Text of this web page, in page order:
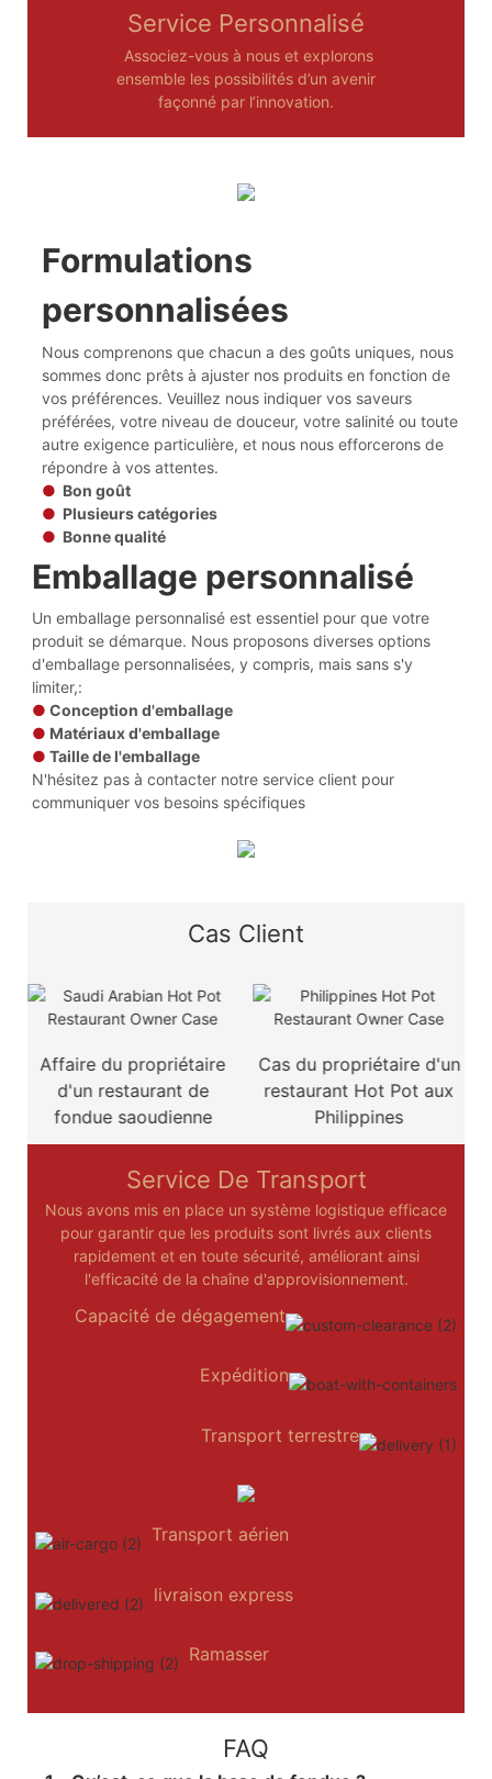
Service Personnalisé
Associez-vous à nous et explorons
ensemble les possibilités d’un avenir
façonné par l’innovation.
Formulations
personnalisées
Nous comprenons que chacun a des goûts uniques, nous
sommes donc prêts à ajuster nos produits en fonction de
vos préférences. Veuillez nous indiquer vos saveurs
préférées, votre niveau de douceur, votre salinité ou toute
autre exigence particulière, et nous nous efforcerons de
répondre à vos attentes.
● Bon goût
● Plusieurs catégories
● Bonne qualité
Emballage personnalisé
Un emballage personnalisé est essentiel pour que votre
produit se démarque. Nous proposons diverses options
d'emballage personnalisées, y compris, mais sans s'y
limiter,:
●Conception d'emballage
● Matériaux d'emballage
●Taille de l'emballage
N'hésitez pas à contacter notre service client pour
communiquer vos besoins spécifiques
Cas Client
Cas du propriétaire d'un
restaurant Hot Pot aux
Philippines
Cas du propriétaire d'un
restaurant de fondue
mexicaine
Service De Transport
Nous avons mis en place un système logistique efficace
pour garantir que les produits sont livrés aux clients
rapidement et en toute sécurité, améliorant ainsi
l'efficacité de la chaîne d'approvisionnement.
Capacité de dégagement
Expédition
Transport terrestre
Transport aérien
livraison express
Ramasser
FAQ